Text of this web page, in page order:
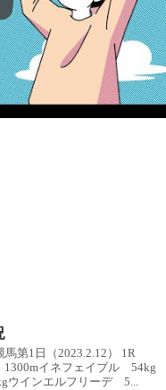
馬第1日（2023.2.12） 1R
イネフェイブル 54kg
ウインエルフリーデ 5...